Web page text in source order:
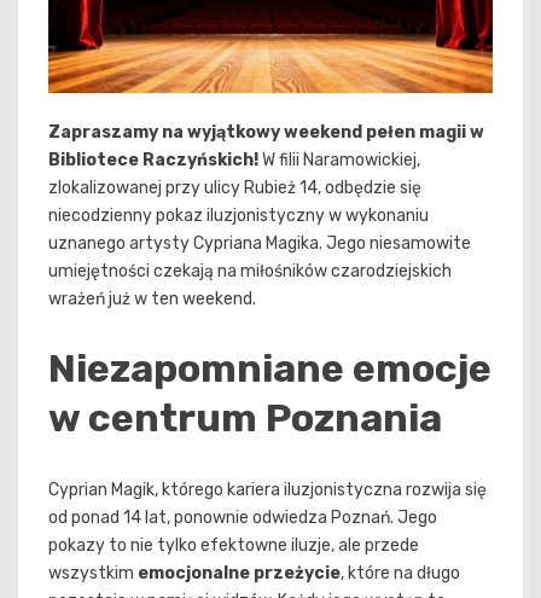
Zapraszamy na wyjątkowy weekend pełen magii w
Bibliotece Raczyńskich!W filii Naramowickiej,
zlokalizowanej przy ulicy Rubież 14, odbędzie się
niecodzienny pokaz iluzjonistyczny w wykonaniu
uznanego artysty Cypriana Magika. Jego niesamowite
umiejętności czekają na miłośników czarodziejskich
wrażeń już w ten weekend.
Niezapomniane emocje
w centrum Poznania
Cyprian Magik, którego kariera iluzjonistyczna rozwija się
od ponad 14 lat, ponownie odwiedza Poznań. Jego
pokazy to nie tylko efektowne iluzje, ale przede
wszystkim emocjonalne przeżycie, które na długo